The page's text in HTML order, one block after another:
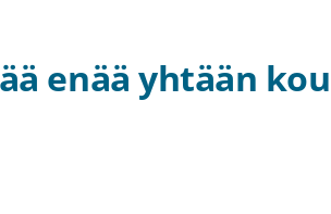
enää yhtään